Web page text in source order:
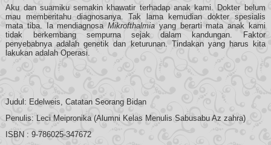
Aku dan suamiku semakin khawatir terhadap anak kami. Dokter belum
mau memberitahu diagnosanya. Tak lama kemudian dokter spesialis
mata tiba. Ia mendiagnosaMikrofthalmia yang berarti mata anak kami
tidak berkembang sempurna sejak dalam kandungan. Faktor
penyebabnya adalah genetik dan keturunan. Tindakan yang harus kita
lakukan adalah Operasi.
Judul: Edelweis, Catatan Seorang Bidan
Penulis: Leci Meipronika (Alumni Kelas Menulis Sabusabu Az zahra)
ISBN : 9-786025-347672